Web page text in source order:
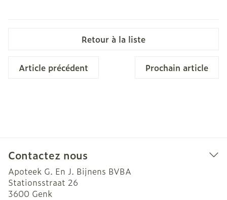
Retour à la liste
Article précédent Prochain article
Contactez nous
Apoteek G. En J. Bijnens BVBA
Stationsstraat 26
3600 Genk